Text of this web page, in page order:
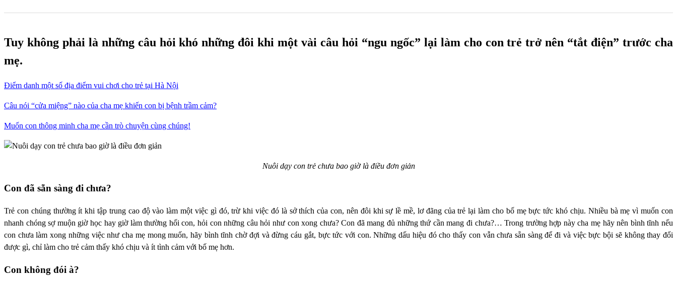
Tuy không phải là những câu hỏi khó những đôi khi một vài câu hỏi “ngu ngốc” lại làm cho con trẻ trở nên “tắt điện” trước cha
mẹ.
Điểm danh một số địa điểm vui chơi cho trẻ tại Hà Nội
Câu nói “cửa miệng” nào của cha mẹ khiến con bị bệnh trầm cảm?
Muốn con thông minh cha mẹ cần trò chuyện cùng chúng!
Nuôi dạy con trẻ chưa bao giờ là điều đơn giản
Con đã sẵn sàng đi chưa?
Trẻ con chúng thường ít khi tập trung cao độ vào làm một việc gì đó, trừ khi việc đó là sở thích của con, nên đôi khi sự lề mề, lơ đãng của trẻ lại làm cho bố mẹ bực tức khó chịu. Nhiều bà mẹ vì muốn con
nhanh chóng sợ muộn giờ học hay giờ làm thường hối con, hỏi con những câu hỏi như con xong chưa? Con đã mang đủ những thứ cần mang đi chưa?… Trong trường hợp này cha mẹ hãy nên bình tĩnh nếu
con chưa làm xong những việc như cha mẹ mong muốn, hãy bình tĩnh chờ đợi và đừng cáu gắt, bực tức với con. Những dấu hiệu đó cho thấy con vẫn chưa sẵn sàng để đi và việc bực bội sẽ không thay đổi
được gì, chỉ làm cho trẻ cảm thấy khó chịu và ít tình cảm với bố mẹ hơn.
Con không đói à?